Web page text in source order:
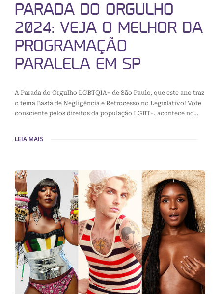
PARADA DO ORGULHO
2024: VEJA O MELHOR DA
PROGRAMAÇÃO
PARALELA EM SP
A Parada do Orgulho LGBTQIA+ de São Paulo, que este ano traz
o tema Basta de Negligência e Retrocesso no Legislativo! Vote
consciente pelos direitos da população LGBT+, acontece no…
LEIA MAIS